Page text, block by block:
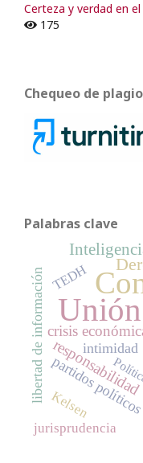
Certeza y verdad en
175
Chequeo de plagio
Palabras clave
crisis
responsabilidad
intimidad
libertad de informaciónpartidos
jurisprudencia
TEDH
Kelsen